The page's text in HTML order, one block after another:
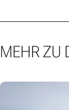
MEHR ZU